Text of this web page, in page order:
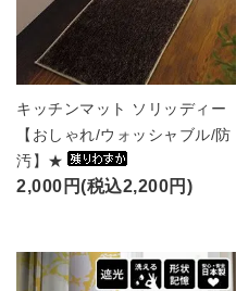
キッチンマット ソリッディー
【おしゃれ/ウォッシャブル/防
汚】★
2,000円(税込2,200円)